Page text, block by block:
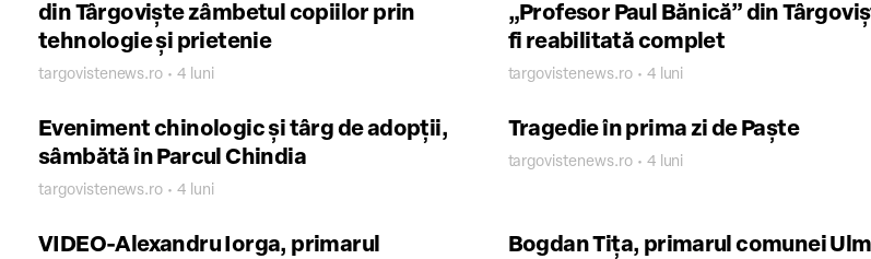
din Târgoviște zâmbetul copiilor prin
tehnologie și prietenie
targovistenews.ro • 4 luni
„Profesor Paul Bănică” din
fi reabilitată complet
targovistenews.ro • 4 luni
Eveniment chinologic și târg de adopții,
sâmbătă în Parcul Chindia
targovistenews.ro • 4 luni
Tragedie în prima zi de Paște
targovistenews.ro • 4 luni
VIDEO-Alexandru Iorga, primarul
Bogdan Tița, primarul comunei